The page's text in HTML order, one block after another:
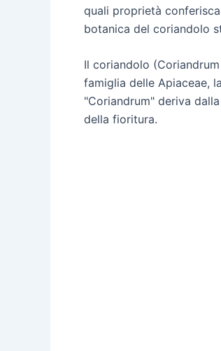
quali proprietà
botanica del coriandolo
Il coriandolo
famiglia delle Apiaceae,
"Coriandrum" deriva
della fioritura.